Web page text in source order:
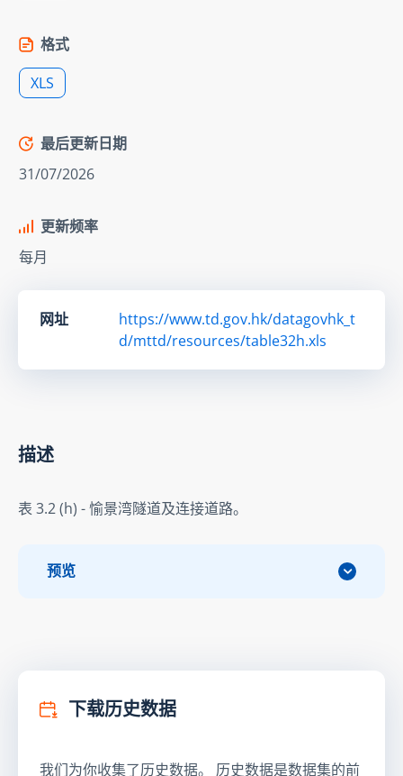
格式
XLS
最后更新日期
31/07/2026
更新频率
每月
网址
https://www.td.gov.hk/datagovhk_t
d/mttd/resources/table32h.xls
描述
表 3.2 (h) - 愉景湾隧道及连接道路。
预览
下载历史数据
我们为你收集了历史数据。 历史数据是数据集的前